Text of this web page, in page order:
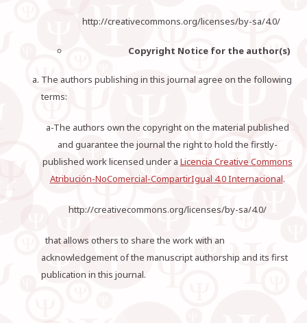
http://creativecommons.org/licenses/by-sa/4.0/
Copyright Notice for the author(s)
The authors publishing in this journal agree on the following
terms:
a-The authors own the copyright on the material published
and guarantee the journal the right to hold the firstly-
published work licensed under a Licencia Creative Commons
Atribución-NoComercial-CompartirIgual 4.0 Internacional.
http://creativecommons.org/licenses/by-sa/4.0/
that allows others to share the work with an
acknowledgement of the manuscript authorship and its first
publication in this journal.